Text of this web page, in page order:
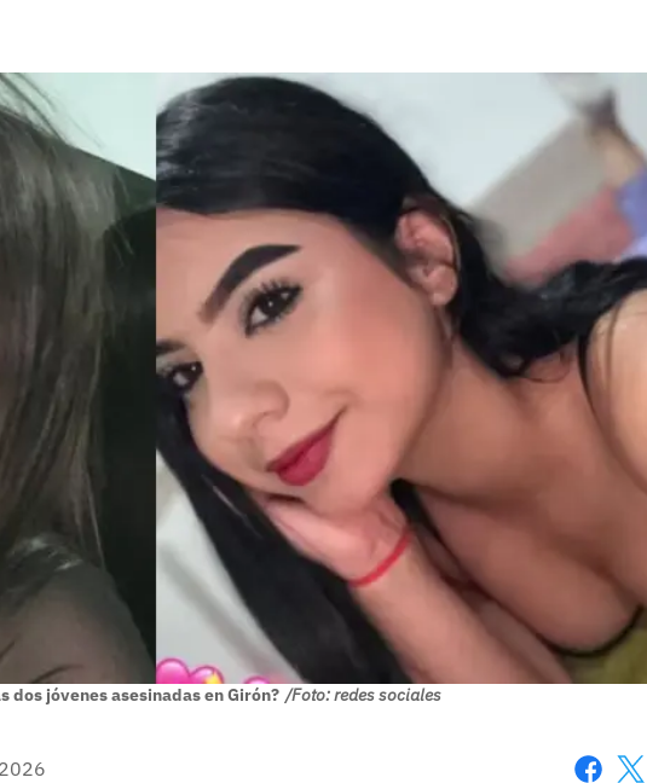
dos jóvenes asesinadas en Girón? /Foto: redes sociales